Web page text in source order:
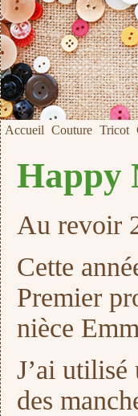
Accueil Couture Tricot
Happy
Au revoir
Cette
Premier
nièce
J’ai utilisé
des